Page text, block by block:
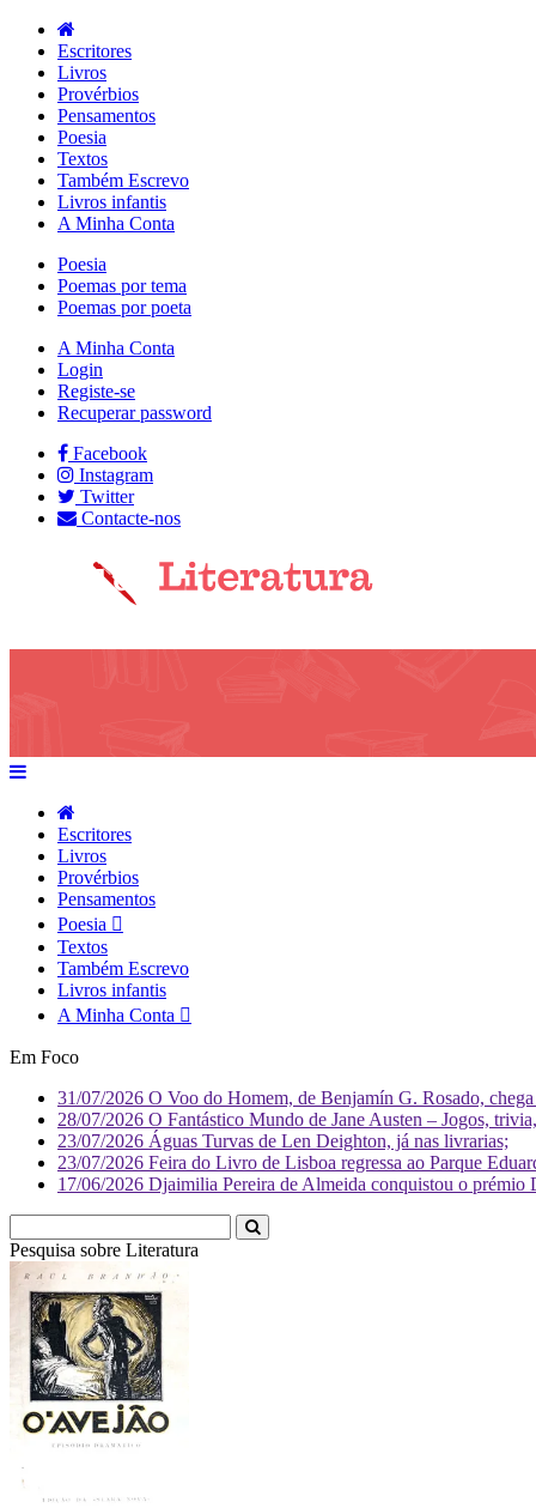
Escritores
Livros
Provérbios
Pensamentos
Poesia
Textos
Também Escrevo
Livros infantis
A Minha Conta
Poesia
Poemas por tema
Poemas por poeta
A Minha Conta
Login
Registe-se
Recuperar password
Facebook
Instagram
Twitter
Contacte-nos
Escritores
Livros
Provérbios
Pensamentos
Poesia
Textos
Também Escrevo
Livros infantis
A Minha Conta
Em Foco
31/07/2026 O Voo do Homem, de Benjamín G. Rosado,
28/07/2026 O Fantástico Mundo de Jane Austen – Jogos,
23/07/2026 Águas Turvas de Len Deighton, já nas livrarias;
23/07/2026 Feira do Livro de Lisboa regressa ao Parque
17/06/2026 Djaimilia Pereira de Almeida conquistou o
Pesquisa sobre Literatura